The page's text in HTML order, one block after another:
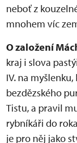
neboť z
mnohem víc
O založení
kraj i slova
IV. na
bezdězského
Tistu, a pravil
rybníkáři do
je pro něj jako